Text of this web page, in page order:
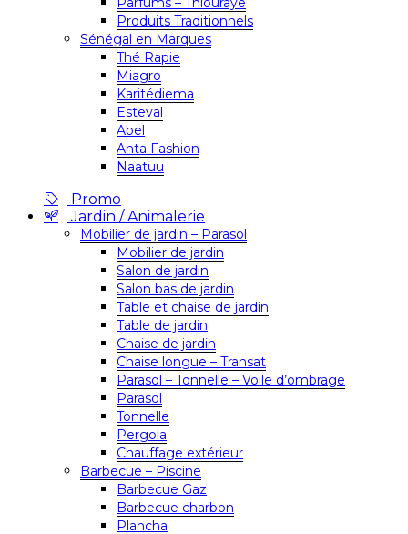
Produits Traditionnels
Sénégal en Marques
Thé Rapie
Miagro
Karitédiema
Esteval
Abel
Anta Fashion
Naatuu
Promo
Jardin / Animalerie
Mobilier de jardin – Parasol
Mobilier de jardin
Salon de jardin
Salon bas de jardin
Table et chaise de jardin
Table de jardin
Chaise de jardin
Chaise longue – Transat
Parasol – Tonnelle – Voile d’ombrage
Parasol
Tonnelle
Pergola
Chauffage extérieur
Barbecue – Piscine
Barbecue Gaz
Barbecue charbon
Plancha